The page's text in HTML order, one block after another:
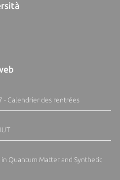
- Calendrier des rentrées
Quantum Matter and Synthetic